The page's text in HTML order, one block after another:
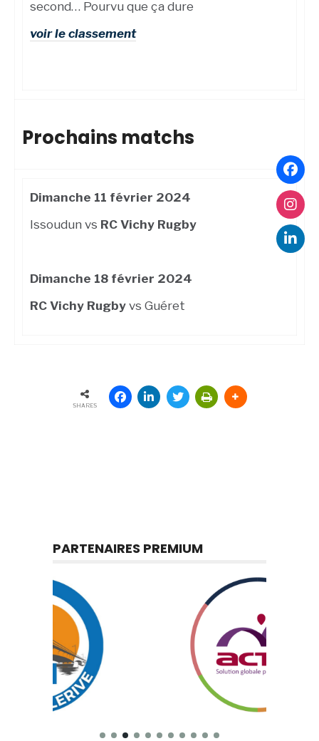
second… Pourvu que ça dure
voir le classement
Prochains matchs
Dimanche 11 février 2024
Issoudun vs RC Vichy Rugby
Dimanche 18 février 2024
RC Vichy Rugby vs Guéret
SHARES
PARTENAIRES PREMIUM